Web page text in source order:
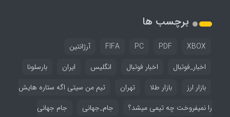
برچسب ها
FIFA PC PDF XBOX
آرژانتین
اخبار_فوتبال
اخبار فوتبال انگلیس ایران
بارسلونا
بازار ارز
بازار طلا تهران
تیم من سیتی اگه ستاره هایش
را نمیفروخت چه تیمی میشد؟
جام_جهانی
جام جهانی